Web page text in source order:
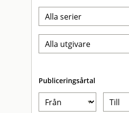
Publiceringsårtal